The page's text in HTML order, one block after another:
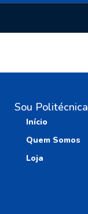
Sou Politécnica
Início
Quem Somos
Loja